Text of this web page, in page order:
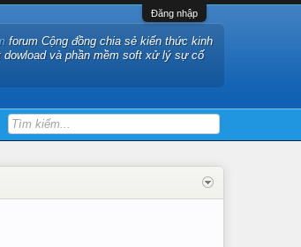
Đăng nhập
forum Cộng đồng chia sẻ kiến thức kinh
dowload và phần mềm soft xử lý sự cố